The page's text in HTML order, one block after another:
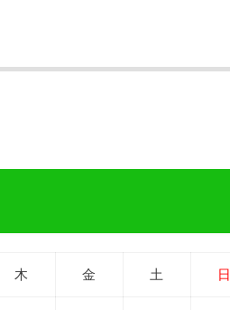
木 金 土 日